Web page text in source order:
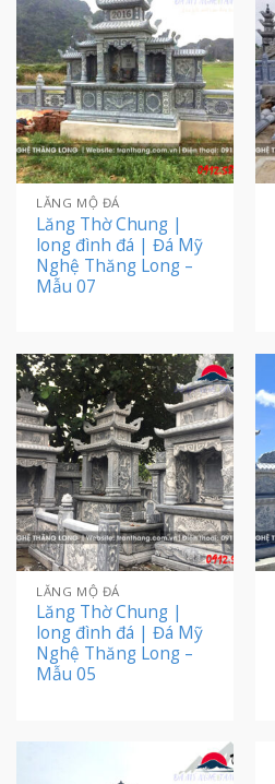
LĂNG MỘ ĐÁ
Lăng Thờ Chung |
long đình đá | Đá Mỹ
Nghệ Thăng Long –
Mẫu 07
LĂNG MỘ ĐÁ
Lăng Thờ Chung |
long đình đá | Đá Mỹ
Nghệ Thăng Long –
Mẫu 05